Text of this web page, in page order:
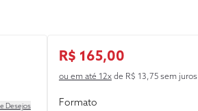
Desejos
R$ 165,00
ou em até 12xde R$ 13,75 sem juros
Formato